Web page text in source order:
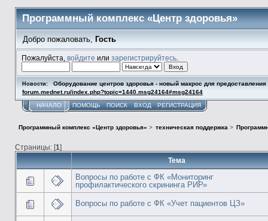
Программный комплекс «Центр здоровья»
Добро пожаловать, Гость
Пожалуйста, войдите или зарегистрируйтесь.
Новости:
Оборудование центров здоровья - новый макрос для
forum.mednet.ru/index.php?topic=1440.msg24164#msg24164
НАЧАЛО ПОМОЩЬ ПОИСК ВХОД РЕГИСТРАЦИЯ
Программный комплекс «Центр здоровья» > техническая поддержка >
Страницы: [1]
Тема
Вопросы по работе с ФК «Мониторинг
профилактического скрининга РИР»
Вопросы по работе с ФК «Учет пациентов ЦЗ»